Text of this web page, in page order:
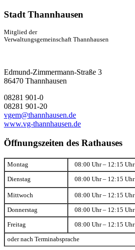
Stadt Thannhausen
Mitglied der
Verwaltungsgemeinschaft Thannhausen
Edmund-Zimmermann-Straße 3
86470 Thannhausen
08281 901-0
08281 901-20
vgem@thannhausen.de
www.vg-thannhausen.de
Öffnungszeiten des Rathauses
Montag 08:00 Uhr – 12:15 Uhr
Dienstag 08:00 Uhr – 12:15 Uhr
Mittwoch 08:00 Uhr – 12:15 Uhr
Donnerstag 08:00 Uhr – 12:15 Uhr
Freitag 08:00 Uhr – 12:15 Uhr
oder nach Terminabsprache